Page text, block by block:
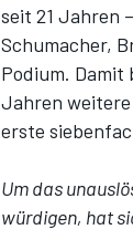
seit 21 Jahren
Schumacher,
Podium. Damit
Jahren
erste
Um das
würdigen, hat